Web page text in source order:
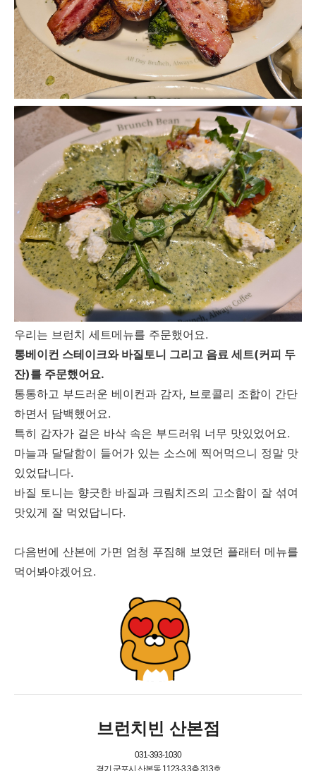
우리는 브런치 세트메뉴를 주문했어요.
통베이컨 스테이크와 바질토니 그리고 음료 세트(커피 두
잔)를 주문했어요.
통통하고 부드러운 베이컨과 감자, 브로콜리 조합이 간단
하면서 담백했어요.
특히 감자가 겉은 바삭 속은 부드러워 너무 맛있었어요.
마늘과 달달함이 들어가 있는 소스에 찍어먹으니 정말 맛
있었답니다.
바질 토니는 향긋한 바질과 크림치즈의 고소함이 잘 섞여
맛있게 잘 먹었답니다.
다음번에 산본에 가면 엄청 푸짐해 보였던 플래터 메뉴를
먹어봐야겠어요.